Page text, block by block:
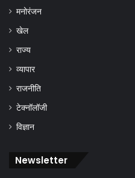
मनोरंजन
खेल
राज्य
व्यापार
राजनीति
टेक्नॉलॉजी
विज्ञान
Newsletter